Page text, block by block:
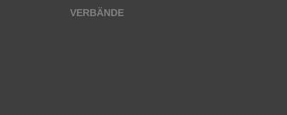
VERBÄNDE